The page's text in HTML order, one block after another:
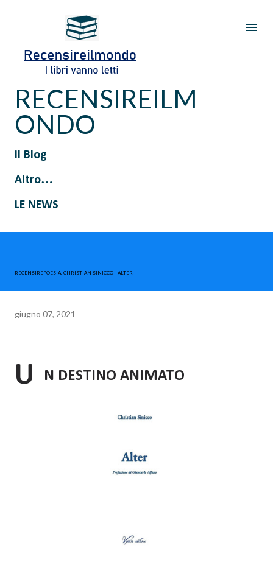
Passa ai contenuti principali
RECENSIREILM
ONDO
Il Blog
Altro…
LE NEWS
RECENSIREPOESIA. CHRISTIAN SINICCO - ALTER
giugno 07, 2021
U N DESTINO ANIMATO